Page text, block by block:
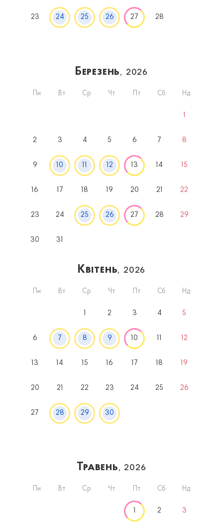
23 24 25 26 27 28
Березень, 2026
Пн Вт Ср Чт Пт Сб Нд
2 3 4 5 6 7 8
9 10 12 13 14 15
16 17 18 19 20 21 22
23 24 25 26 27 28 29
30 31
Квітень, 2026
Пн Вт Ср Чт Пт Сб Нд
1 2 3 4 5
6 7 8 9 10 11 12
13 14 15 16 17 18 19
20 21 22 23 24 25 26
27 28 29 30
Травень, 2026
Пн Вт Ср Чт Пт Сб Нд
1 2 3